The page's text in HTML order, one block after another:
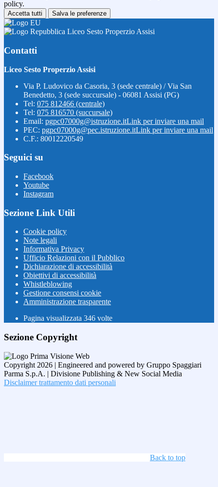
policy.
Accetta tutti Salva le preferenze
Liceo Sesto Properzio Assisi
Contatti
Liceo Sesto Properzio Assisi
Via P. Ludovico da Casoria, 3 (sede centrale) / Via San
Benedetto, 3 (sede succursale) - 06081 Assisi (PG)
Tel: 075 812466 (centrale)
Tel: 075 816570 (succursale)
Email: pgpc07000g@istruzione.itLink per inviare una mail
PEC: pgpc07000g@pec.istruzione.itLink per inviare una mail
C.F.: 80012220549
Seguici su
Facebook
Youtube
Instagram
Sezione Link Utili
Cookie policy
Note legali
Informativa Privacy
Ufficio Relazioni con il Pubblico
Dichiarazione di accessibilità
Obiettivi di accessibilità
Whistleblowing
Gestione consensi cookie
Amministrazione trasparente
Pagina visualizzata 346 volte
Sezione Copyright
Copyright 2026 | Engineered and powered by Gruppo Spaggiari
Parma S.p.A. | Divisione Publishing & New Social Media
Disclaimer trattamento dati personali
Back to top